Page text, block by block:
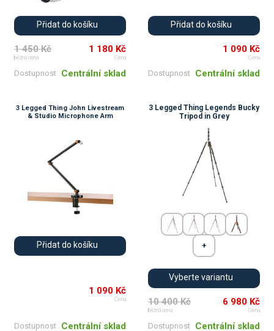
Přidat do košíku
1 450 Kč
běžná cena
1 180 Kč
Cena
Dostupnost Centrální sklad
Přidat do košíku
1 090 Kč
Cena
Dostupnost Centrální sklad
3 Legged Thing John Livestream
& Studio Microphone Arm
Přidat do košíku
1 090 Kč
Cena
Dostupnost Centrální sklad
3 Legged Thing Legends Bucky
Tripod in Grey
Vyberte variantu
10 400 Kč
běžná cena
6 980 Kč
Cena
Dostupnost Centrální sklad